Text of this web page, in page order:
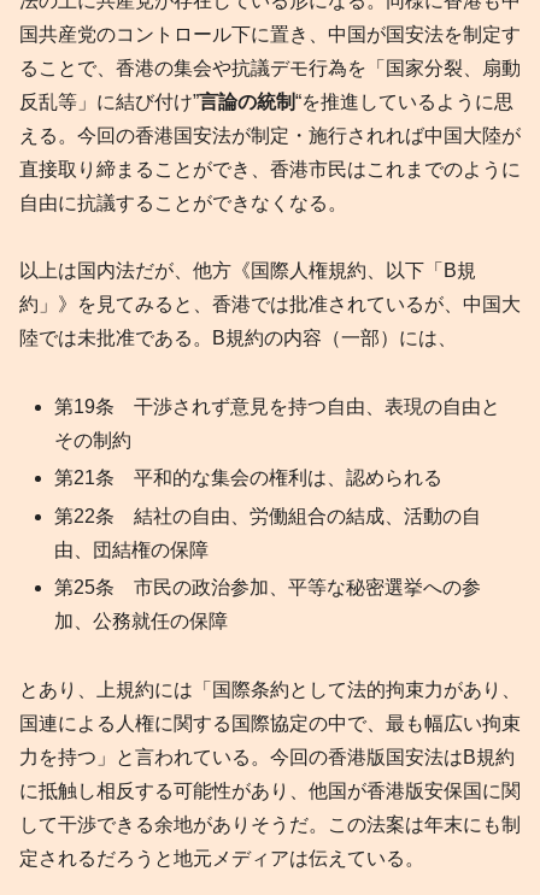
国共産党のコントロール下に置き、中国が国安法を制定す
ることで、香港の集会や抗議デモ行為を「国家分裂、扇動
反乱等」に結び付け”言論の統制“を推進しているように思
える。今回の香港国安法が制定・施行されれば中国大陸が
直接取り締まることができ、香港市民はこれまでのように
自由に抗議することができなくなる。
以上は国内法だが、他方《国際人権規約、以下「B規
約」》を見てみると、香港では批准されているが、中国大
陸では未批准である。B規約の内容（一部）には、
第19条 干渉されず意見を持つ自由、表現の自由と
その制約
第21条 平和的な集会の権利は、認められる
第22条 結社の自由、労働組合の結成、活動の自
由、団結権の保障
第25条 市民の政治参加、平等な秘密選挙への参
加、公務就任の保障
とあり、上規約には「国際条約として法的拘束力があり、
国連による人権に関する国際協定の中で、最も幅広い拘束
力を持つ」と言われている。今回の香港版国安法はB規約
に抵触し相反する可能性があり、他国が香港版安保国に関
して干渉できる余地がありそうだ。この法案は年末にも制
定されるだろうと地元メディアは伝えている。